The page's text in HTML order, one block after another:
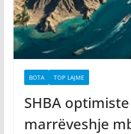
BOTA TOP LAJME
SHBA
marrëveshje